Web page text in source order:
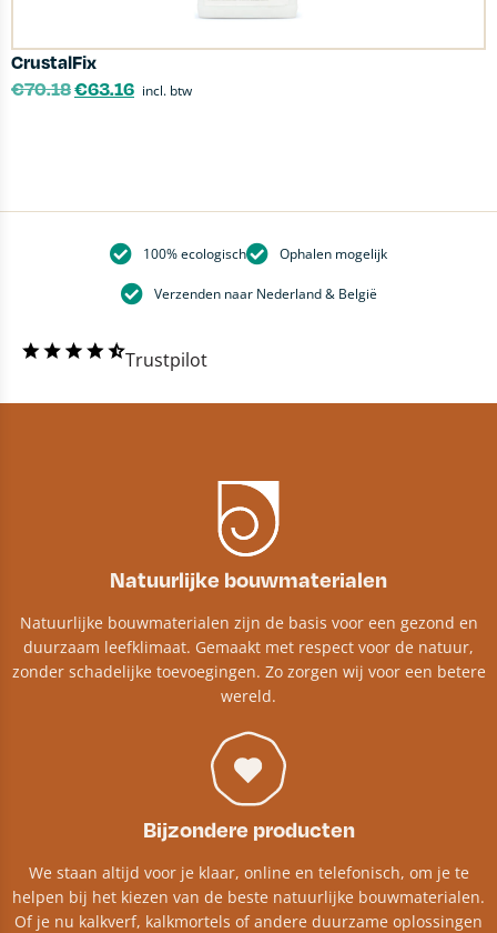
CrustalFix
€70.18€63.16 incl. btw
100% ecologisch Ophalen mogelijk
Verzenden naar Nederland & België
Trustpilot
Natuurlijke bouwmaterialen
Natuurlijke bouwmaterialen zijn de basis voor een gezond en
duurzaam leefklimaat. Gemaakt met respect voor de natuur,
zonder schadelijke toevoegingen. Zo zorgen wij voor een betere
wereld.
Bijzondere producten
We staan altijd voor je klaar, online en telefonisch, om je te
helpen bij het kiezen van de beste natuurlijke bouwmaterialen.
Of je nu kalkverf, kalkmortels of andere duurzame oplossingen